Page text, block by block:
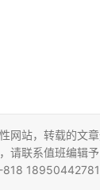
网站，转载的文
请联系值班编辑予
18950442781